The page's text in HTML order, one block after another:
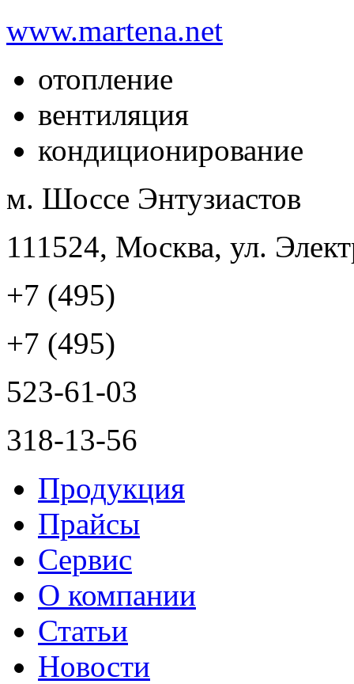
www.martena.net
отопление
вентиляция
кондиционирование
м. Шоссе Энтузиастов
111524, Москва, ул.
+7 (495)
+7 (495)
523-61-03
318-13-56
Продукция
Прайсы
Сервис
О компании
Статьи
Новости